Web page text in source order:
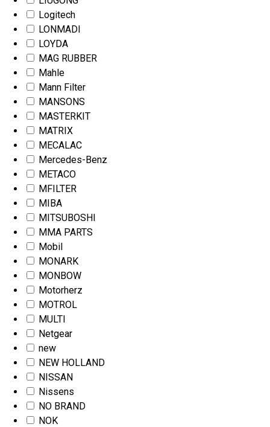
Logitech
LONMADI
LOYDA
MAG RUBBER
Mahle
Mann Filter
MANSONS
MASTERKIT
MATRIX
MECALAC
Mercedes-Benz
METACO
MFILTER
MIBA
MITSUBOSHI
MMA PARTS
Mobil
MONARK
MONBOW
Motorherz
MOTROL
MULTI
Netgear
new
NEW HOLLAND
NISSAN
Nissens
NO BRAND
NOK